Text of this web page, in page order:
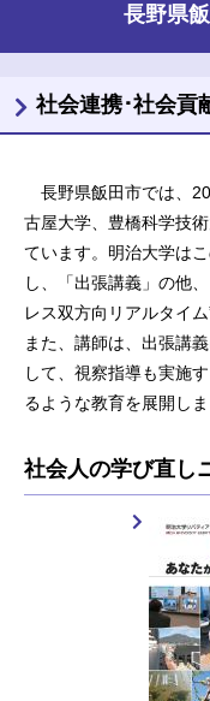
長野県
長野県飯田市では、
古屋大学、豊橋科学技
ています。明治大学は
し、「出張講義」の他
レス双方向リアルタイ
また、講師は、出張講
して、視察指導も実施
るような教育を展開しま
社会人の学び直し
社会連携･社会貢